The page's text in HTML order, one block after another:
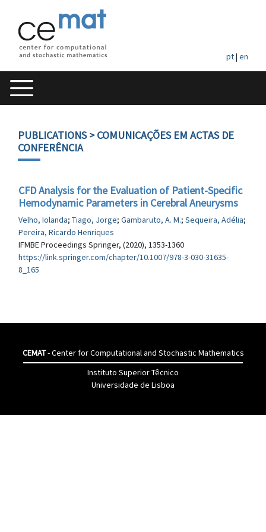
pt| en
PUBLICATIONS> COMUNICAÇÕES EM ACTAS DE
CONFERÊNCIA
CFD Analysis for the Evaluation of Patient-Specific
Hemodynamic Parameters in Cerebral Aneurysms
Velho, Iolanda; Tiago, Jorge; Gambaruto, A. M.; Sequeira, Adélia;
Pereira, Ricardo Henriques
IFMBE Proceedings Springer, (2020), 1353-1360
https://link.springer.com/chapter/10.1007/978-3-030-31635-
8_165
CEMAT- Center for Computational and Stochastic Mathematics
Instituto Superior Têcnico
Universidade de Lisboa